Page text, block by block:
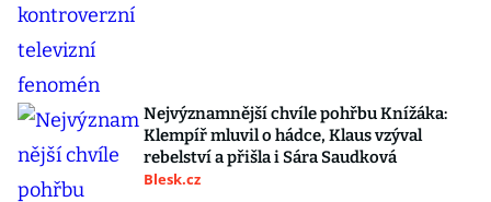
Nejvýznamnější chvíle pohřbu Knížáka:
Klempíř mluvil o hádce, Klaus vzýval
rebelství a přišla i Sára Saudková
Blesk.cz